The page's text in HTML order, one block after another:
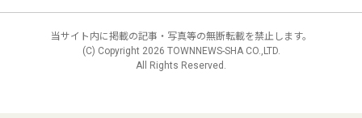
当サイト内に掲載の記事・写真等の無断転載を禁止します。
(C) Copyright 2026 TOWNNEWS-SHA CO.,LTD.
All Rights Reserved.